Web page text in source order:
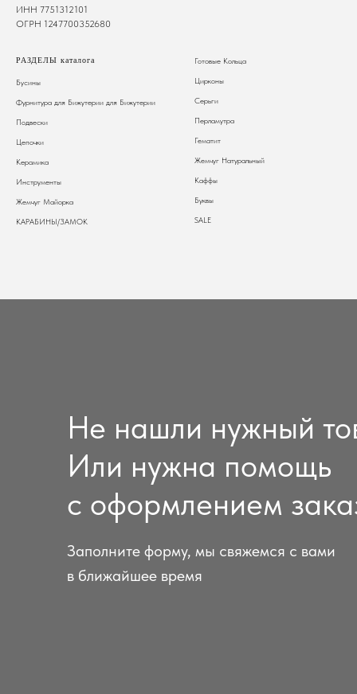
ИНН 7751312101
ОГРН 1247700352680
РАЗДЕЛЫ каталога
Бусины
Фурнитура для Бижутерии для Бижутерии
Подвески
Цепочки
Керамика
Инструменты
Жемчуг Майорка
КАРАБИНЫ/ЗАМОК
Готовые Кольца
Цирконы
Серьги
Перламутра
Гематит
Жемчуг Натуральный
Каффы
Буквы
SALE
Не нашли нужный
Или нужна помощь
с оформлением
Заполните форму, мы свяжемся с вами
в ближайшее время